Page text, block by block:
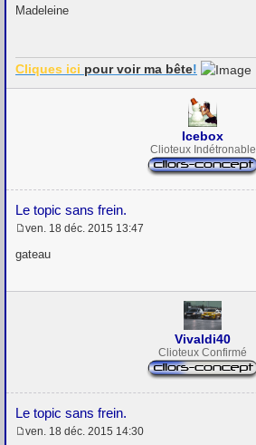
e
g
e
Madeleine
Cliques ici pour voir ma bête!
Icebox
Clioteux Indétronable
Le topic sans frein.
e
a
ven. 18 déc. 2015 13:47
gateau
Vivaldi40
Clioteux Confirmé
Le topic sans frein.
ven. 18 déc. 2015 14:30